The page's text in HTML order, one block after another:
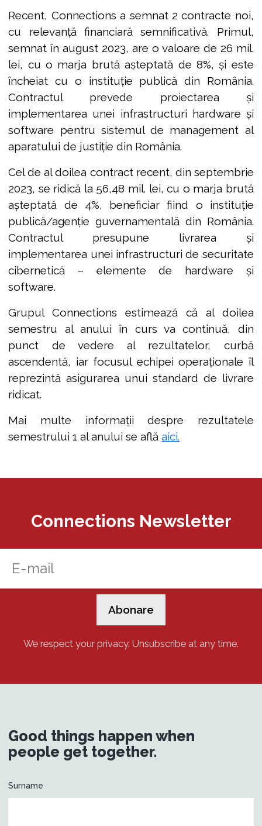
Recent, Connections a semnat 2 contracte noi,
cu relevanță financiară semnificativă. Primul,
semnat în august 2023, are o valoare de 26 mil.
lei, cu o marja brută așteptată de 8%, și este
încheiat cu o instituție publică din România.
Contractul prevede proiectarea și
implementarea unei infrastructuri hardware și
software pentru sistemul de management al
aparatului de justiție din România.
Cel de al doilea contract recent, din septembrie
2023, se ridică la 56,48 mil. lei, cu o marja brută
așteptată de 4%, beneficiar fiind o instituție
publică/agenție guvernamentală din România.
Contractul presupune livrarea și
implementarea unei infrastructuri de securitate
cibernetică – elemente de hardware și
software.
Grupul Connections estimează că al doilea
semestru al anului în curs va continuă, din
punct de vedere al rezultatelor, curbă
ascendentă, iar focusul echipei operaționale îl
reprezintă asigurarea unui standard de livrare
ridicat.
Mai multe informații despre rezultatele
semestrului 1 al anului se aflăaici.
Connections Newsletter
We respect your privacy. Unsubscribe at any time.
Good things happen when
people get together.
Surname